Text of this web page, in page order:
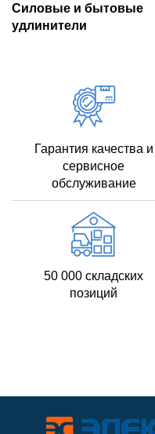
Силовые и бытовые
удлинители
Гарантия качества и
сервисное
обслуживание
50 000 складских
позиций